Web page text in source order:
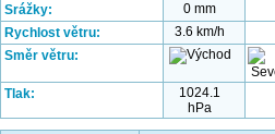
Srážky:
0 mm
Rychlost větru:
3.6 km/h
Směr větru:
Tlak:
1024.1
hPa